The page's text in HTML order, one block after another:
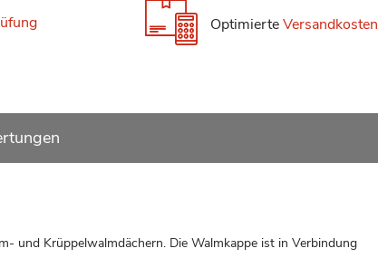
OptimierteVersandkosten
und Krüppelwalmdächern. Die Walmkappe ist in Verbindung